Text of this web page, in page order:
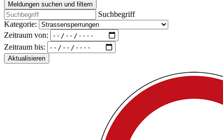
Meldungen suchen und filtern
Suchbegriff
Kategorie:
Zeitraum von:
Zeitraum bis:
Aktualisieren